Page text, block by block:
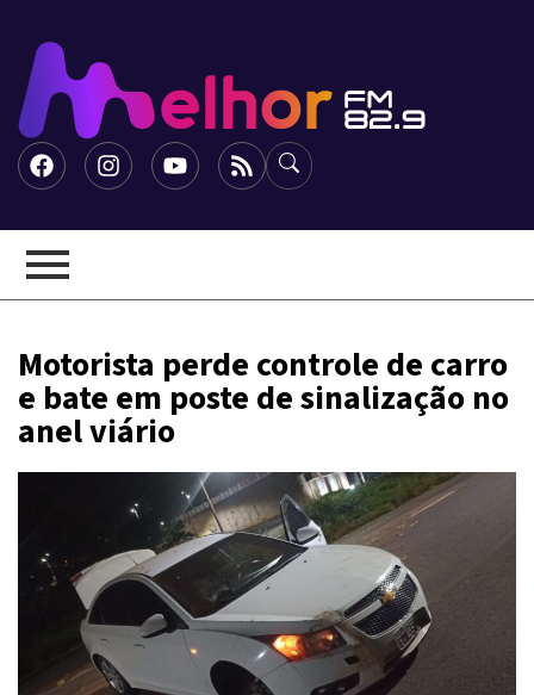
Motorista perde controle de carro
e bate em poste de sinalização no
anel viário